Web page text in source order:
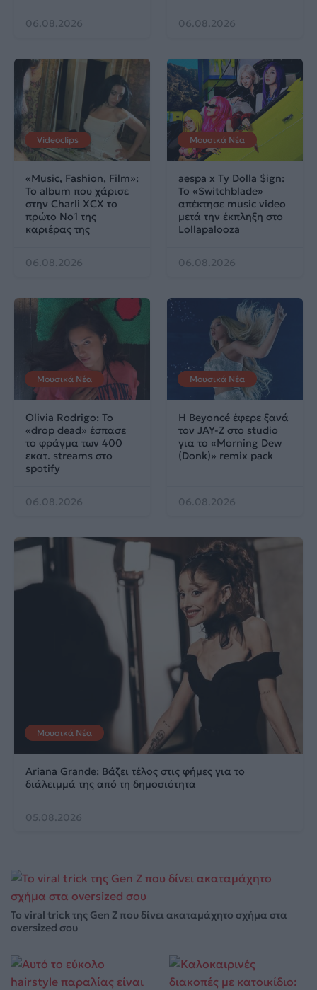
06.08.2026 06.08.2026
Videoclips
«Music, Fashion, Film»:
Το album που χάρισε
στην Charli XCX το
πρώτο No1 της
καριέρας της
06.08.2026
Μουσικά Νέα
aespa x Ty Dolla $ign:
Το «Switchblade»
απέκτησε music video
μετά την έκπληξη στο
Lollapalooza
06.08.2026
Μουσικά Νέα
Olivia Rodrigo: To
«drop dead» έσπασε
το φράγμα των 400
εκατ. streams στο
spotify
06.08.2026
Μουσικά Νέα
Η Beyoncé έφερε ξανά
τον JAY-Z στο studio
για το «Morning Dew
(Donk)» remix pack
06.08.2026
Μουσικά Νέα
Ariana Grande: Βάζει τέλος στις φήμες για το
διάλειμμά της από τη δημοσιότητα
05.08.2026
Το viral trick της Gen Z που δίνει ακαταμάχητο σχήμα στα
oversized σου